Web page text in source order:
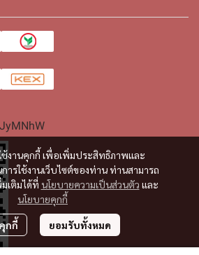
ช้งานคุกกี้ เพื่อเพิ่มประสิทธิภาพและ
รใช้งานเว็บไซต์ของท่าน ท่านสามารถ
เติมได้ที่ นโยบายความเป็นส่วนตัว และ
นโยบายคุกกี้
กกี้ ยอมรับทั้งหมด